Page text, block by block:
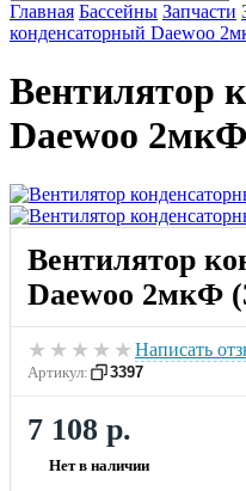
Главная Бассейны Запчасти
конденсаторный Daewoo
Вентилятор
Daewoo
Вентилятор
Daewoo 2мкФ
★ ★ ★ ★ ★ Написать
Артикул: 3397
7 108 р.
Нет в наличии